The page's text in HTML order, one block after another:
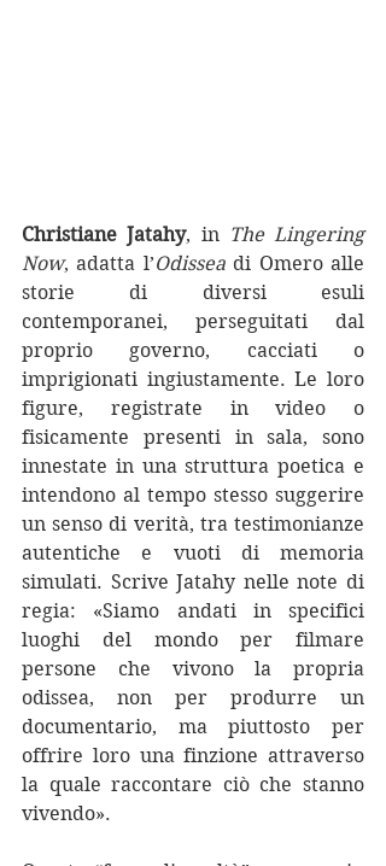
Christiane Jatahy, in The Lingering
Now, adatta l’Odissea di Omero alle
storie di diversi esuli
contemporanei, perseguitati dal
proprio governo, cacciati o
imprigionati ingiustamente. Le loro
figure, registrate in video o
fisicamente presenti in sala, sono
innestate in una struttura poetica e
intendono al tempo stesso suggerire
un senso di verità, tra testimonianze
autentiche e vuoti di memoria
simulati. Scrive Jatahy nelle note di
regia: «Siamo andati in specifici
luoghi del mondo per filmare
persone che vivono la propria
odissea, non per produrre un
documentario, ma piuttosto per
offrire loro una finzione attraverso
la quale raccontare ciò che stanno
vivendo».